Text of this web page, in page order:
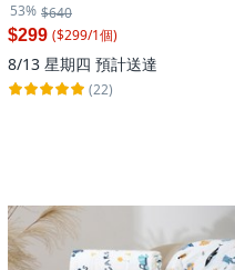
53% $640
$299 ($299/1個)
8/13 星期四 預計送達
(22)